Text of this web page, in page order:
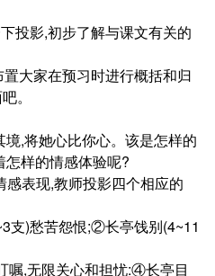
投影,初步了解与课文有关的
置大家在预习时进行概括和归
。
,将她心比你心。该是怎样的
怎样的情感体验呢?
表现,教师投影四个相应的
支)愁苦怨恨;②长亭饯别(4~11
,无限关心和担忧:④长亭目